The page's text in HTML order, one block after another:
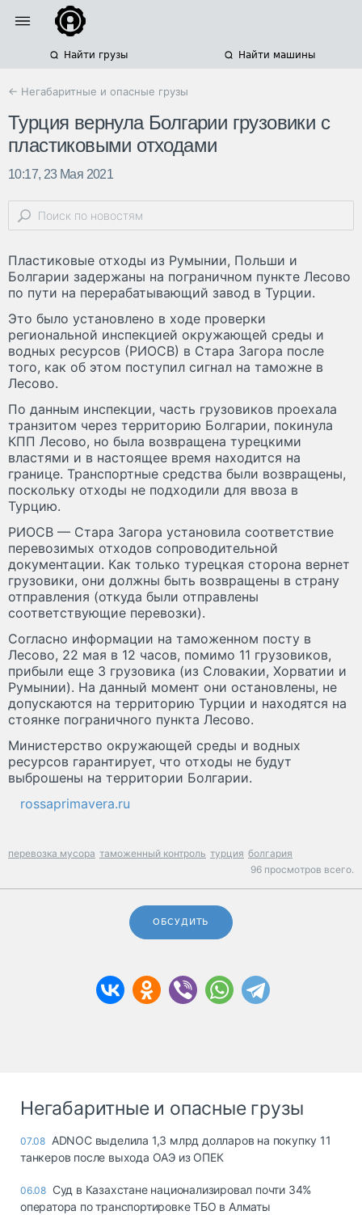
Найти грузы Найти машины
← Негабаритные и опасные грузы
Турция вернула Болгарии грузовики с
пластиковыми отходами
10:17, 23 Мая 2021
Пластиковые отходы из Румынии, Польши и
Болгарии задержаны на пограничном пункте Лесово
по пути на перерабатывающий завод в Турции.
Это было установлено в ходе проверки
региональной инспекцией окружающей среды и
водных ресурсов (РИОСВ) в Стара Загора после
того, как об этом поступил сигнал на таможне в
Лесово.
По данным инспекции, часть грузовиков проехала
транзитом через территорию Болгарии, покинула
КПП Лесово, но была возвращена турецкими
властями и в настоящее время находится на
границе. Транспортные средства были возвращены,
поскольку отходы не подходили для ввоза в
Турцию.
РИОСВ — Стара Загора установила соответствие
перевозимых отходов сопроводительной
документации. Как только турецкая сторона вернет
грузовики, они должны быть возвращены в страну
отправления (откуда были отправлены
соответствующие перевозки).
Согласно информации на таможенном посту в
Лесово, 22 мая в 12 часов, помимо 11 грузовиков,
прибыли еще 3 грузовика (из Словакии, Хорватии и
Румынии). На данный момент они остановлены, не
допускаются на территорию Турции и находятся на
стоянке пограничного пункта Лесово.
Министерство окружающей среды и водных
ресурсов гарантирует, что отходы не будут
выброшены на территории Болгарии.
rossaprimavera.ru
перевозка мусора таможенный контроль турция болгария
96 просмотров всего.
ОБСУДИТЬ
Негабаритные и опасные грузы
07.08 ADNOC выделила 1,3 млрд долларов на покупку 11
танкеров после выхода ОАЭ из ОПЕК
06.08 Суд в Казахстане национализировал почти 34%
оператора по транспортировке ТБО в Алматы